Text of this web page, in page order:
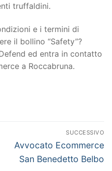
truffaldini.
e i termini di
il bollino “Safety”?
ed entra in contatto
a Roccabruna.
SUCCESSIVO
Avvocato Ecommerce
San Benedetto Belbo